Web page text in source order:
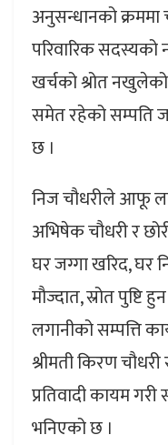
अनुसन्धानको क्रममा
परिवारिक सदस्यको
खर्चको श्रोत
समेत रहेको सम्पति
छ ।
निज चौधरीले आफू
अभिषेक चौधरी र
घर जग्गा खरिद, घर
मौज्दात, स्रोत
लगानीको सम्पत्ति
श्रीमती किरण
प्रतिवादी कायम
भनिएको छ ।